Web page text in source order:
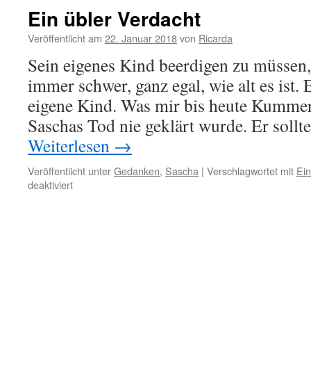
Ein übler Verdacht
Veröffentlicht am 22. Januar 2018von Ricarda
Sein eigenes Kind beerdigen zu
immer schwer, ganz egal, wie alt es ist.
eigene Kind. Was mir bis heute
Saschas Tod nie geklärt wurde. Er
Weiterlesen →
Veröffentlicht unterGedanken, Sascha | Verschlagwortet mit
deaktiviertfür